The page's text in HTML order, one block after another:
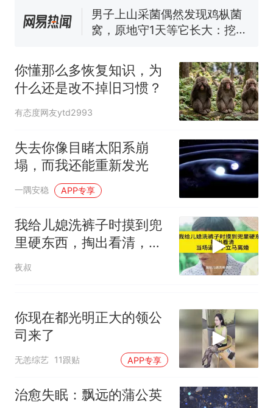
协会回应
男子上山采菌偶然发现鸡枞菌
窝，原地守1天等它长大：挖了
140多朵
来源：参考消息）
笔试第一被第二名传话劝弃考
官方通报
制裁瓜子饺子，美国怕什
你懂那么多恢复知识，为
什么还是改不掉旧习惯？
有态度网友ytd2993
失去你像目睹太阳系崩
塌，而我还能重新发光
一隅安稳 APP专享
我给儿媳洗裤子时摸到兜
里硬东西，掏出看清，当
场逼儿子立马离婚
夜叔
你现在都光明正大的领公
司来了
无恙综艺 11跟贴 APP专享
治愈失眠：飘远的蒲公英